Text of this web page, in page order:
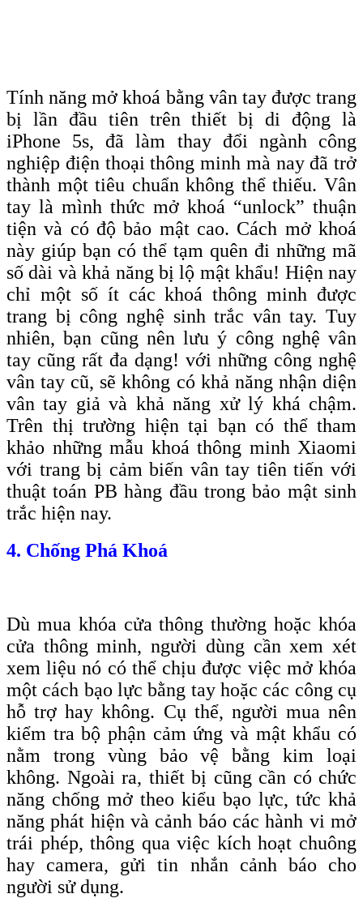
Tính năng mở khoá bằng vân tay được trang
bị lần đầu tiên trên thiết bị di động là
iPhone 5s, đã làm thay đổi ngành công
nghiệp điện thoại thông minh mà nay đã trở
thành một tiêu chuẩn không thể thiếu. Vân
tay là mình thức mở khoá “unlock” thuận
tiện và có độ bảo mật cao. Cách mở khoá
này giúp bạn có thể tạm quên đi những mã
số dài và khả năng bị lộ mật khẩu! Hiện nay
chỉ một số ít các khoá thông minh được
trang bị công nghệ sinh trắc vân tay. Tuy
nhiên, bạn cũng nên lưu ý công nghệ vân
tay cũng rất đa dạng! với những công nghệ
vân tay cũ, sẽ không có khả năng nhận diện
vân tay giả và khả năng xử lý khá chậm.
Trên thị trường hiện tại bạn có thể tham
khảo những mẫu khoá thông minh Xiaomi
với trang bị cảm biến vân tay tiên tiến với
thuật toán PB hàng đầu trong bảo mật sinh
trắc hiện nay.
4. Chống Phá Khoá
Dù mua khóa cửa thông thường hoặc khóa
cửa thông minh, người dùng cần xem xét
xem liệu nó có thể chịu được việc mở khóa
một cách bạo lực bằng tay hoặc các công cụ
hỗ trợ hay không. Cụ thể, người mua nên
kiểm tra bộ phận cảm ứng và mật khẩu có
nằm trong vùng bảo vệ bằng kim loại
không. Ngoài ra, thiết bị cũng cần có chức
năng chống mở theo kiểu bạo lực, tức khả
năng phát hiện và cảnh báo các hành vi mở
trái phép, thông qua việc kích hoạt chuông
hay camera, gửi tin nhắn cảnh báo cho
người sử dụng.